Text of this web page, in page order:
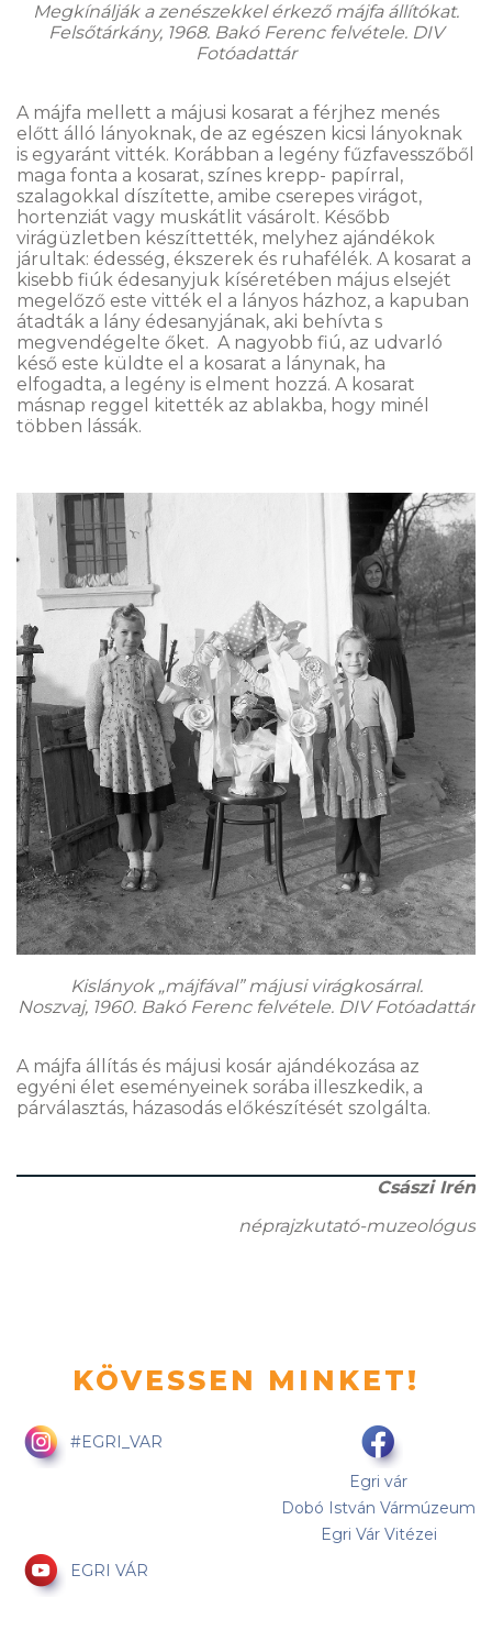
Megkínálják a zenészekkel érkező májfa állítókat.
Felsőtárkány, 1968. Bakó Ferenc felvétele. DIV
Fotóadattár
A májfa mellett a májusi kosarat a férjhez menés
előtt álló lányoknak, de az egészen kicsi lányoknak
is egyaránt vitték. Korábban a legény fűzfavesszőből
maga fonta a kosarat, színes krepp- papírral,
szalagokkal díszítette, amibe cserepes virágot,
hortenziát vagy muskátlit vásárolt. Később
virágüzletben készíttették, melyhez ajándékok
járultak: édesség, ékszerek és ruhafélék. A kosarat a
kisebb fiúk édesanyjuk kíséretében május elsejét
megelőző este vitték el a lányos házhoz, a kapuban
átadták a lány édesanyjának, aki behívta s
megvendégelte őket. A nagyobb fiú, az udvarló
késő este küldte el a kosarat a lánynak, ha
elfogadta, a legény is elment hozzá. A kosarat
másnap reggel kitették az ablakba, hogy minél
többen lássák.
Kislányok „májfával” májusi virágkosárral.
Noszvaj, 1960. Bakó Ferenc felvétele. DIV Fotóadattár
A májfa állítás és májusi kosár ajándékozása az
egyéni élet eseményeinek sorába illeszkedik, a
párválasztás, házasodás előkészítését szolgálta.
Császi Irén
néprajzkutató-muzeológus
KÖVESSEN MINKET!
#EGRI_VAR
Egri vár
Dobó István Vármúzeum
Egri Vár Vitézei
EGRI VÁR